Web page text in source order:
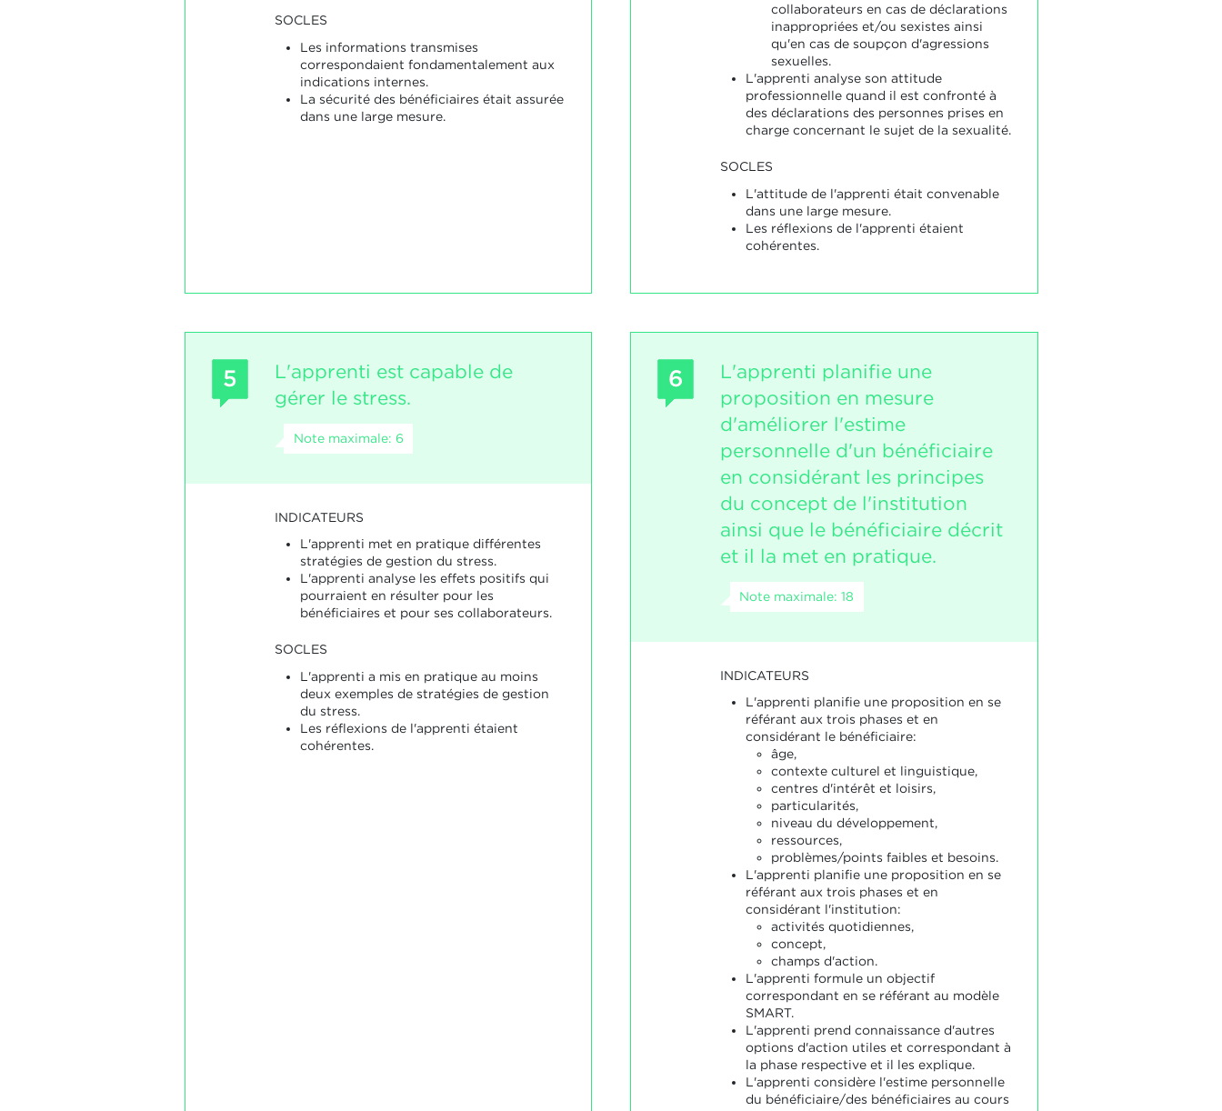
SOCLES
Les informations transmises
correspondaient fondamentalement aux
indications internes.
La sécurité des bénéficiaires était assurée
dans une large mesure.
collaborateurs en cas de déclarations
inappropriées et/ou sexistes ainsi
qu'en cas de soupçon d'agressions
sexuelles.
L'apprenti analyse son attitude
professionnelle quand il est confronté à
des déclarations des personnes prises en
charge concernant le sujet de la sexualité.
SOCLES
L'attitude de l'apprenti était convenable
dans une large mesure.
Les réflexions de l'apprenti étaient
cohérentes.
5
L'apprenti est capable de
gérer le stress.
Note maximale: 6
INDICATEURS
L'apprenti met en pratique différentes
stratégies de gestion du stress.
L'apprenti analyse les effets positifs qui
pourraient en résulter pour les
bénéficiaires et pour ses collaborateurs.
SOCLES
L'apprenti a mis en pratique au moins
deux exemples de stratégies de gestion
du stress.
Les réflexions de l'apprenti étaient
cohérentes.
6
L'apprenti planifie une
proposition en mesure
d'améliorer l'estime
personnelle d'un bénéficiaire
en considérant les principes
du concept de l'institution
ainsi que le bénéficiaire décrit
et il la met en pratique.
Note maximale: 18
INDICATEURS
L'apprenti planifie une proposition en se
référant aux trois phases et en
considérant le bénéficiaire:
âge,
contexte culturel et linguistique,
centres d'intérêt et loisirs,
particularités,
niveau du développement,
ressources,
problèmes/points faibles et besoins.
L'apprenti planifie une proposition en se
référant aux trois phases et en
considérant l'institution:
activités quotidiennes,
concept,
champs d'action.
L'apprenti formule un objectif
correspondant en se référant au modèle
SMART.
L'apprenti prend connaissance d'autres
options d'action utiles et correspondant à
la phase respective et il les explique.
L'apprenti considère l'estime personnelle
du bénéficiaire/des bénéficiaires au cours